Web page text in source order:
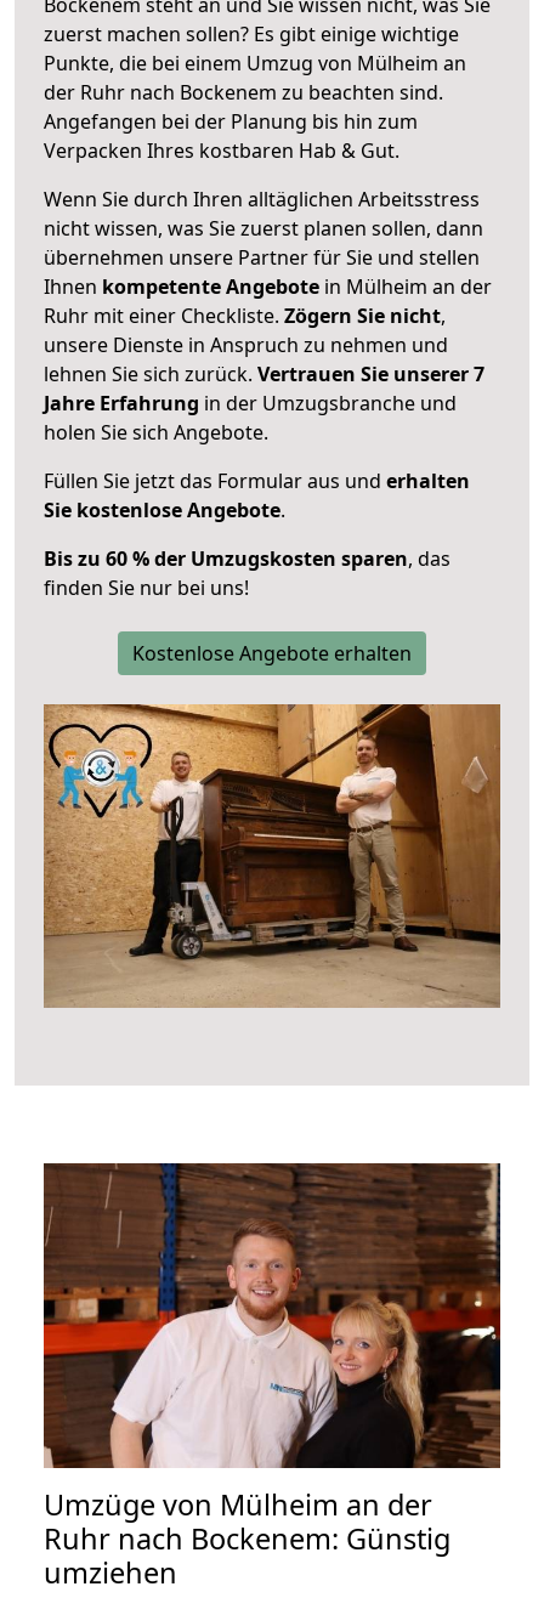
zuerst machen sollen? Es gibt einige wichtige
Punkte, die bei einem Umzug von Mülheim an
der Ruhr nach Bockenem zu beachten sind.
Angefangen bei der Planung bis hin zum
Verpacken Ihres kostbaren Hab & Gut.
Wenn Sie durch Ihren alltäglichen Arbeitsstress
nicht wissen, was Sie zuerst planen sollen, dann
übernehmen unsere Partner für Sie und stellen
Ihnen kompetente Angebote in Mülheim an der
Ruhr mit einer Checkliste. Zögern Sie nicht,
unsere Dienste in Anspruch zu nehmen und
lehnen Sie sich zurück. Vertrauen Sie unserer 7
Jahre Erfahrung in der Umzugsbranche und
holen Sie sich Angebote.
Füllen Sie jetzt das Formular aus und erhalten
Sie kostenlose Angebote.
Bis zu 60 % der Umzugskosten sparen, das
finden Sie nur bei uns!
Kostenlose Angebote erhalten
Umzüge von Mülheim an der
Ruhr nach Bockenem: Günstig
umziehen